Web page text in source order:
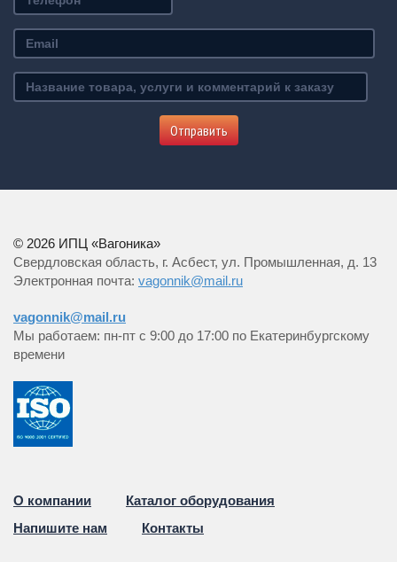
товара,
услуги
и
заказу
Отправить
© 2026 ИПЦ «Вагоника»
Свердловская область, г. Асбест, ул. Промышленная, д. 13
Электронная почта: vagonnik@mail.ru
vagonnik@mail.ru
Мы работаем: пн-пт с 9:00 до 17:00 по Екатеринбургскому
времени
О компании
Каталог оборудования
Напишите нам
Контакты